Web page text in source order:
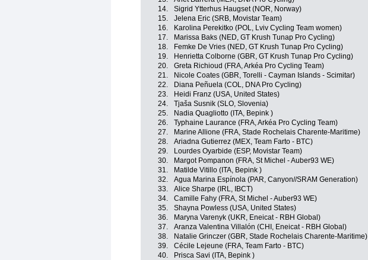
14.
Sigrid Ytterhus Haugset (NOR, Norway)
15.
Jelena Eric (SRB, Movistar Team)
16.
Karolina Perekitko (POL, Lviv Cycling Team women)
17.
Marissa Baks (NED, GT Krush Tunap Pro Cycling)
18.
Femke De Vries (NED, GT Krush Tunap Pro Cycling)
19.
Henrietta Colborne (GBR, GT Krush Tunap Pro Cycling)
20.
Greta Richioud (FRA, Arkéa Pro Cycling Team)
21.
Nicole Coates (GBR, Torelli - Cayman Islands - Scimitar)
22.
Diana Peñuela (COL, DNA Pro Cycling)
23.
Heidi Franz (USA, United States)
24.
Tjaša Susnik (SLO, Slovenia)
25.
Nadia Quagliotto (ITA, Bepink )
26.
Typhaine Laurance (FRA, Arkéa Pro Cycling Team)
27.
Marine Allione (FRA, Stade Rochelais Charente-Maritime)
28.
Ariadna Gutierrez (MEX, Team Farto - BTC)
29.
Lourdes Oyarbide (ESP, Movistar Team)
30.
Margot Pompanon (FRA, St Michel - Auber93 WE)
31.
Matilde Vitillo (ITA, Bepink )
32.
Agua Marina Espínola (PAR, Canyon//SRAM Generation)
33.
Alice Sharpe (IRL, IBCT)
34.
Camille Fahy (FRA, St Michel - Auber93 WE)
35.
Shayna Powless (USA, United States)
36.
Maryna Varenyk (UKR, Eneicat - RBH Global)
37.
Aranza Valentina Villalón (CHI, Eneicat - RBH Global)
38.
Natalie Grinczer (GBR, Stade Rochelais Charente-Maritime)
39.
Cécile Lejeune (FRA, Team Farto - BTC)
40.
Prisca Savi (ITA, Bepink )